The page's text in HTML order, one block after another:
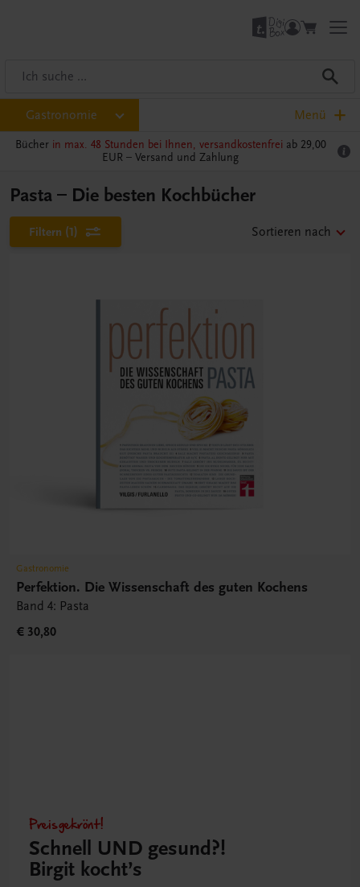
Gastronomie Menü
Bücher in max. 48 Stunden bei Ihnen, versandkostenfrei ab 29,00
EUR – Versand und Zahlung
Pasta – Die besten Kochbücher
Filtern (1) Sortieren nach
Gastronomie
Perfektion. Die Wissenschaft des guten Kochens
Band 4: Pasta
€ 30,80
Preisgekrönt!
Schnell UND gesund?!
Birgit kocht’s